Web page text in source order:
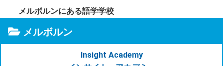
メルボルンにある語学学校
メルボルン
Insight Academy